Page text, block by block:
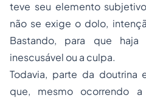
teve seu elemento
não se exige o dolo,
Bastando, para que
inescusável ou a culpa.
Todavia, parte da doutrina
que, mesmo ocorrendo a